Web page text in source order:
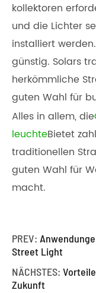
kollektoren
und die Lichter
installiert
günstig. Solars
herkömmliche
guten Wahl für
Alles in allem, die
leuchteBietet
traditionellen
guten Wahl für
macht.
PREV:
Street Light
NÄCHSTES:
Zukunft